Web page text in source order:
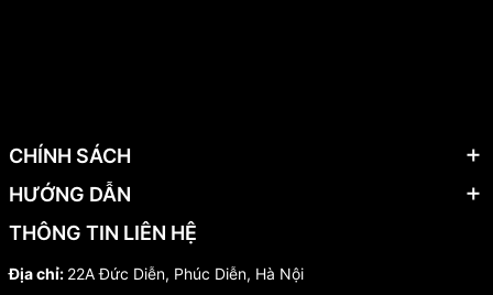
CHÍNH SÁCH
HƯỚNG DẪN
THÔNG TIN LIÊN HỆ
Địa chỉ: 22A Đức Diễn, Phúc Diễn, Hà Nội